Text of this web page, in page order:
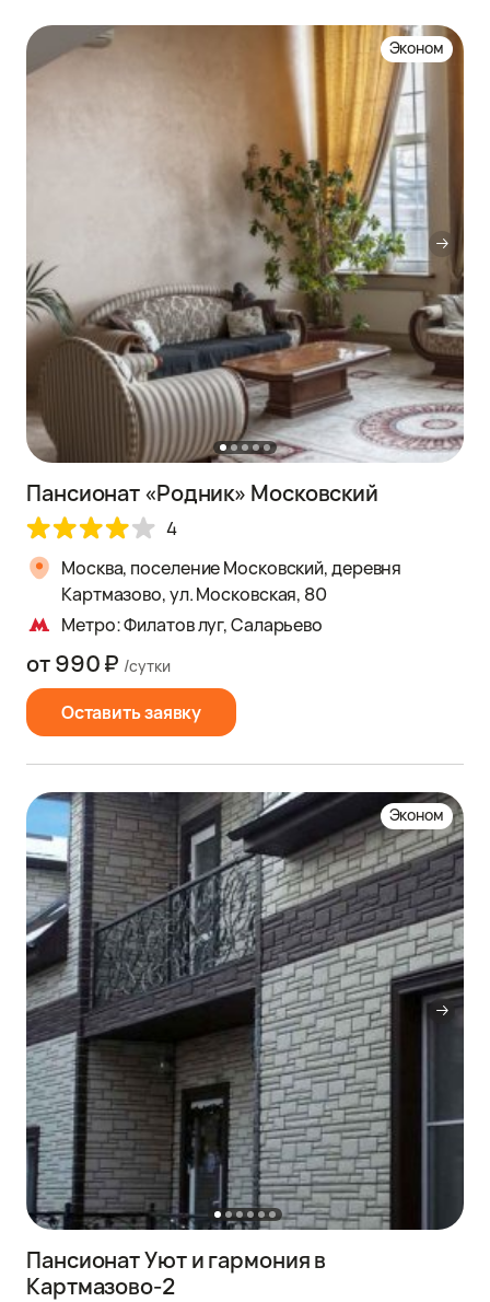
Эконом
Пансионат «Родник» Московский
4
Москва, поселение Московский, деревня
Картмазово, ул. Московская, 80
Метро: Филатов луг, Саларьево
Оставить заявку
от 990 ₽ /сутки
Эконом
Пансионат Уют и гармония в
Картмазово-2